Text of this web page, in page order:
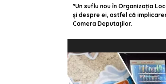
"Un suflu nou în Organizația
și despre ei, astfel că
Camera Deputaţilor.